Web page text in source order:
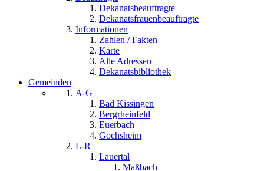
Dekanatsbeauftragte
Dekanatsfrauenbeauftragte
Informationen
Zahlen / Fakten
Karte
Alle Adressen
Dekanatsbibliothek
Gemeinden
A-G
Bad Kissingen
Bergrheinfeld
Euerbach
Gochsheim
L-R
Lauertal
Maßbach